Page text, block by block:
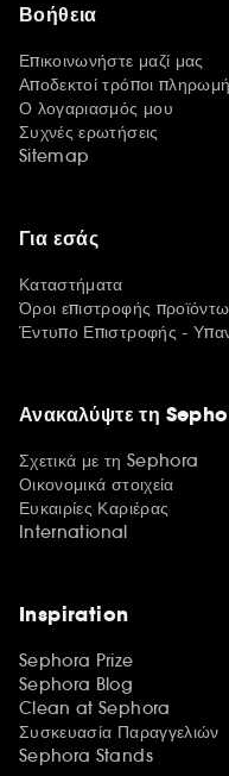
Βοήθεια
Επικοινωνήστε μαζί μας
Αποδεκτοί τρόποι
Ο λογαριασμός μου
Συχνές ερωτήσεις
Sitemap
Για εσάς
Καταστήματα
Όροι επιστροφής
Έντυπο Επιστροφής -
Ανακαλύψτε τη
Σχετικά με τη Sephora
Οικονομικά στοιχεία
Ευκαιρίες Καριέρας
International
Inspiration
Sephora Prize
Sephora Blog
Clean at Sephora
Συσκευασία Παραγγελιών
Sephora Stands